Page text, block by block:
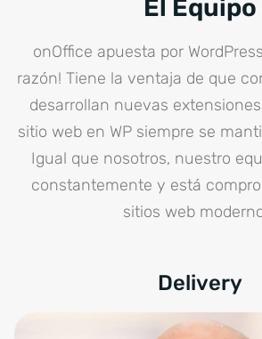
El Equipo
onOffice apuesta por
razón! Tiene la ventaja de que
desarrollan nuevas
sitio web en WP siempre se
Igual que nosotros, nuestro
constantemente y está
sitios web
Delivery